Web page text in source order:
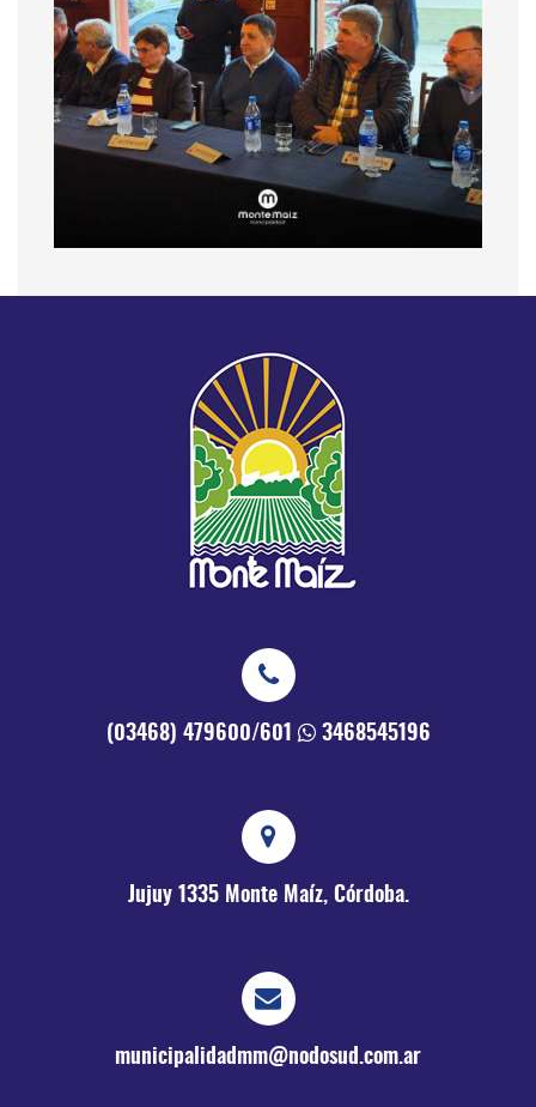
(03468) 479600/601 3468545196
Jujuy 1335 Monte Maíz, Córdoba.
municipalidadmm@nodosud.com.ar